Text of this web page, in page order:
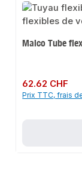
Maico Tube
Prix régulier :
62.62 CHF
Prix TTC, frais